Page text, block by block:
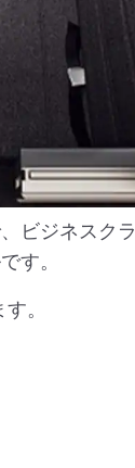
ビジネスク
す。
。